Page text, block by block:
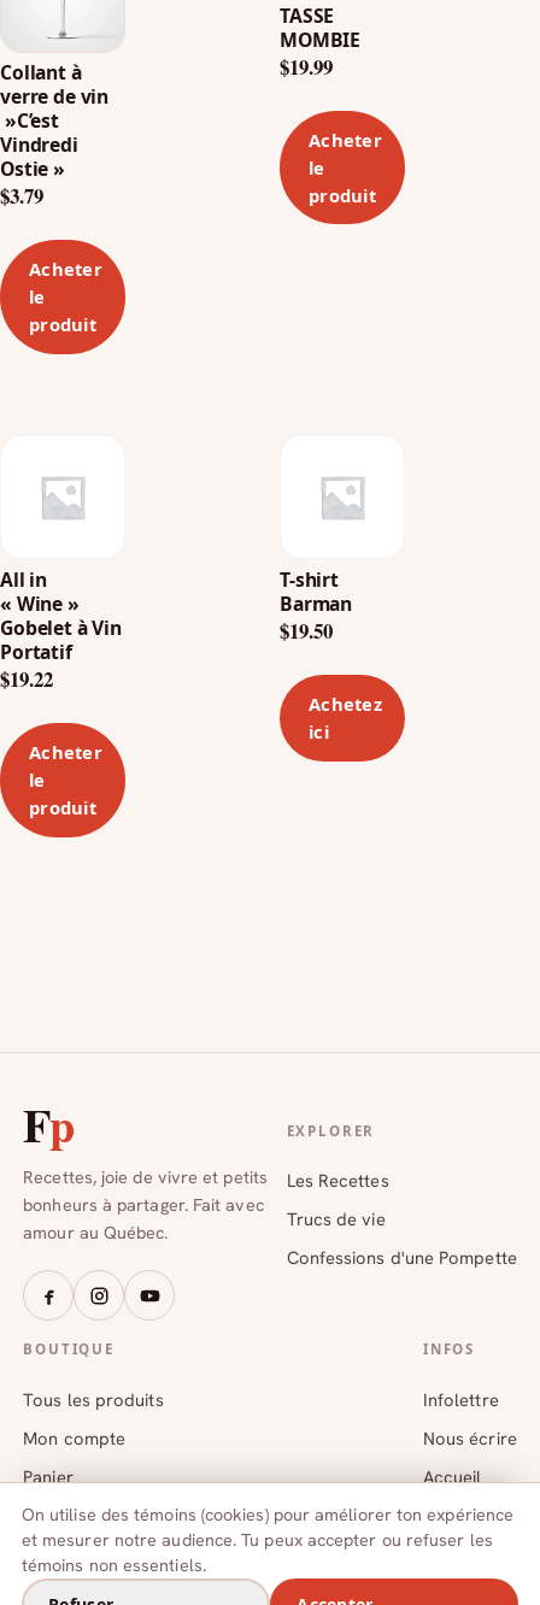
Collant à
verre de vin
»C’est
Vindredi
Ostie »
$3.79
Acheter
le
produit
TASSE
MOMBIE
$19.99
Acheter
le
produit
All in
« Wine »
Gobelet à Vin
Portatif
$19.22
Acheter
le
produit
T-shirt
Barman
$19.50
Achetez
ici
Fp
Recettes, joie de vivre et petits
bonheurs à partager. Fait avec
amour au Québec.
EXPLORER
Les Recettes
Trucs de vie
Confessions d'une Pompette
BOUTIQUE
Tous les produits
Mon compte
Panier
INFOS
Infolettre
Nous écrire
Accueil
© 2026 Fillettes Pompettes — Fait au Québec
On utilise des témoins (cookies) pour améliorer ton expérience
et mesurer notre audience. Tu peux accepter ou refuser les
témoins non essentiels.